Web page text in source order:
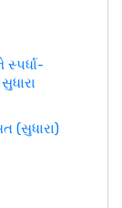
(સુધારા)